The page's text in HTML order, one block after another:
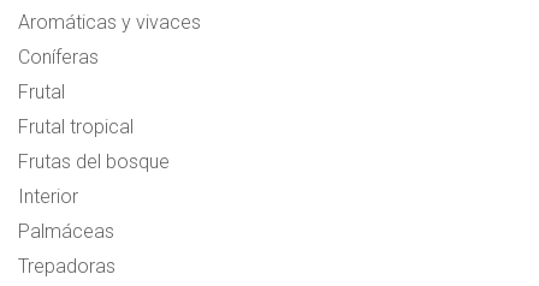
Aromáticas y vivaces
Coníferas
Frutal
Frutal tropical
Frutas del bosque
Interior
Palmáceas
Trepadoras